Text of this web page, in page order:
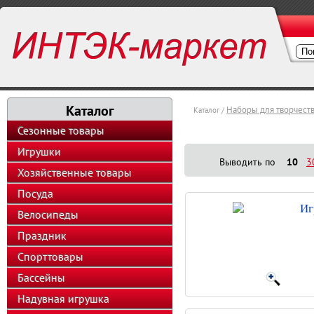
Каталог
Сезонные товары
Игрушки
Хозяйственные товары
Посуда
Велосипеды
Праздник
Спорттовары
Бассейны
Надувная игрушка
Каталог / Наборы для
Выводить по 10